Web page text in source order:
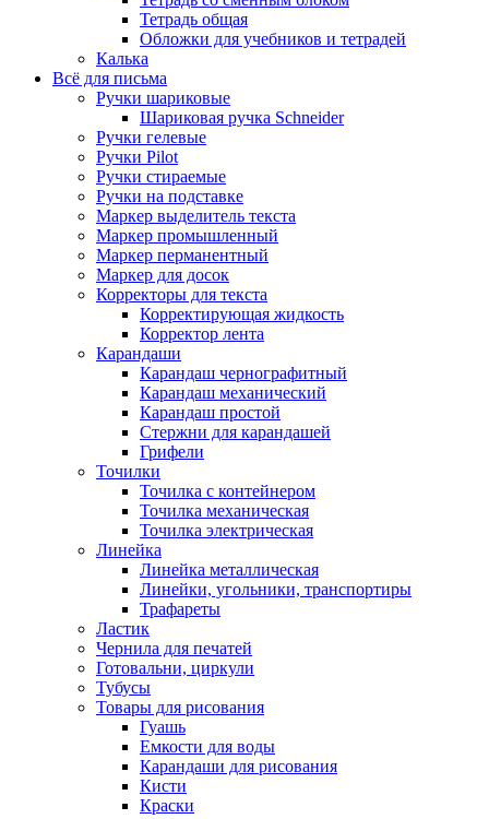
Тетрадь общая
Обложки для учебников и тетрадей
Калька
Всё для письма
Ручки шариковые
Шариковая ручка Schneider
Ручки гелевые
Ручки Pilot
Ручки стираемые
Ручки на подставке
Маркер выделитель текста
Маркер промышленный
Маркер перманентный
Маркер для досок
Корректоры для текста
Корректирующая жидкость
Корректор лента
Карандаши
Карандаш чернографитный
Карандаш механический
Карандаш простой
Стержни для карандашей
Грифели
Точилки
Точилка с контейнером
Точилка механическая
Точилка электрическая
Линейка
Линейка металлическая
Линейки, угольники, транспортиры
Трафареты
Ластик
Чернила для печатей
Готовальни, циркули
Тубусы
Товары для рисования
Гуашь
Емкости для воды
Карандаши для рисования
Кисти
Краски